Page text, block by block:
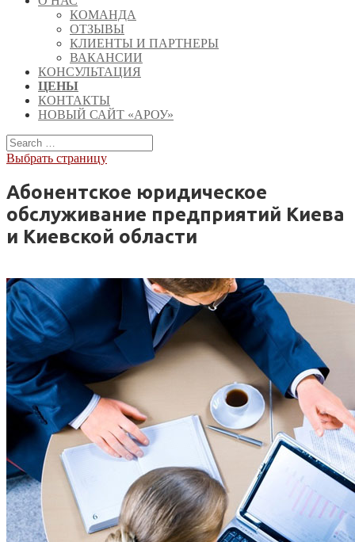
КОМАНДА
ОТЗЫВЫ
КЛИЕНТЫ И ПАРТНЕРЫ
ВАКАНСИИ
КОНСУЛЬТАЦИЯ
ЦЕНЫ
КОНТАКТЫ
НОВЫЙ САЙТ «АРОУ»
Выбрать страницу
Абонентское юридическое
обслуживание предприятий Киева
и Киевской области